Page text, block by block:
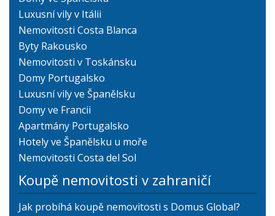
Luxusní vily v Itálii
Nemovitosti Costa Blanca
Byty Rakousko
Nemovitosti v Toskánsku
Domy Portugalsko
Luxusní vily ve Španělsku
Domy ve Francii
Apartmány Portugalsko
Hotely ve Španělsku u moře
Nemovitosti Costa del Sol
Koupě nemovitosti v zahraničí
Jak probíhá koupě nemovitosti s Domus Global?